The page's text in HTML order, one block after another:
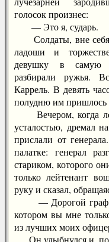
голосок произнес:
— Это я, сударь.
Солдаты, вне себя
ладоши и
девушку в самую
разбирали ружья.
Каррель. В девять
полудню им пришлось
Вечером, когда
усталостью, дремал
прислали от
палатке: генерал
стариком, которого
только лейтенант
руку и сказал,
— Дорогой граф,
котором вы мне
из лучших моих
Он улыбнулся и,